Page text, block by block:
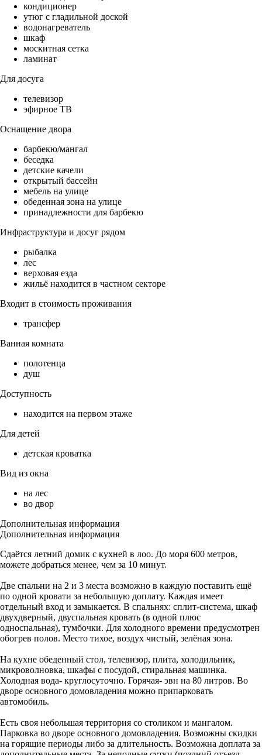
кондиционер
утюг с гладильной доской
водонагреватель
шкаф
москитная сетка
ламинат
Для досуга
телевизор
эфирное ТВ
Оснащение двора
барбекю/мангал
беседка
детские качели
открытый бассейн
мебель на улице
обеденная зона на улице
принадлежности для барбекю
Инфраструктура и досуг рядом
рыбалка
лес
верховая езда
жильё находится в частном секторе
Входит в стоимость проживания
трансфер
Ванная комната
полотенца
душ
Доступность
находится на первом этаже
Для детей
детская кроватка
Вид из окна
на лес
во двор
Дополнительная информация
Дополнительная информация
Сдаётся летний домик с кухней в лоо. До моря 600 метров,
можете добраться менее, чем за 10 минут.
Две спальни на 2 и 3 места возможно в каждую поставить ещё
по одной кровати за небольшую доплату. Каждая имеет
отдельный вход и замыкается. В спальнях: сплит-система, шкаф
двухдверный, двуспальная кровать (в одной плюс
односпальная), тумбочки. Для холодного времени предусмотрен
обогрев полов. Место тихое, воздух чистый, зелёная зона.
На кухне обеденный стол, телевизор, плита, холодильник,
микроволновка, шкафы с посудой, стиральная машинка.
Холодная вода- круглосуточно. Горячая- эвн на 80 литров. Во
дворе основного домовладения можно припарковать
автомобиль.
Есть своя небольшая территория со столиком и мангалом.
Парковка во дворе основного домовладения. Возможны скидки
на горящие периоды либо за длительность. Возможна доплата за